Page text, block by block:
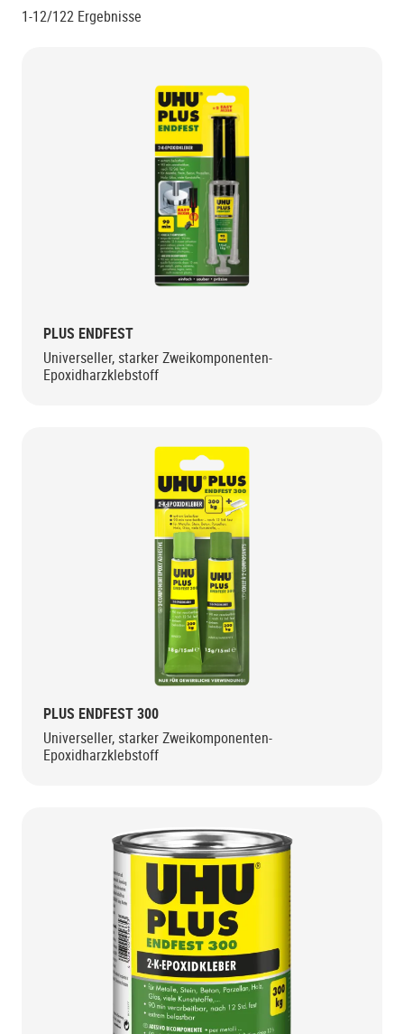
1-12/122 Ergebnisse
PLUS ENDFEST
Universeller, starker Zweikomponenten-
Epoxidharzklebstoff
PLUS ENDFEST 300
Universeller, starker Zweikomponenten-
Epoxidharzklebstoff